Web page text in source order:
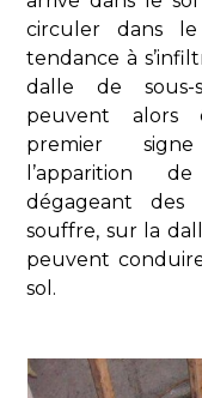
circuler dans
tendance à
dalle de sous-
peuvent alors
premier
l’apparition
dégageant des
souffre, sur la
peuvent
sol.